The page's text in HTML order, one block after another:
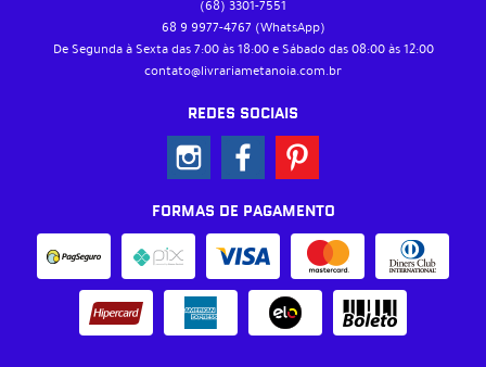
(68) 3301-7551
68 9 9977-4767 (WhatsApp)
De Segunda à Sexta das 7:00 às 18:00 e Sábado das 08:00 às 12:00
contato@livrariametanoia.com.br
REDES SOCIAIS
FORMAS DE PAGAMENTO